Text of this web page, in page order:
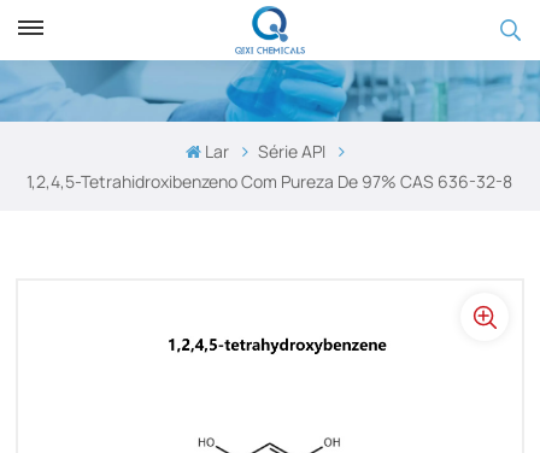
Lar
Série API
1,2,4,5-Tetrahidroxibenzeno Com Pureza De 97% CAS 636-32-8